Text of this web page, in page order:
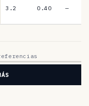
3.2 0.40 —